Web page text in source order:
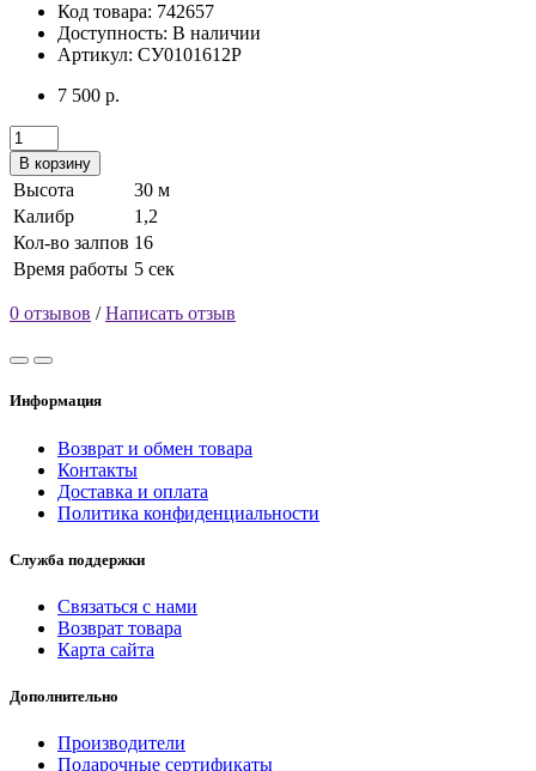
Код товара: 742657
Доступность: В наличии
Артикул: СУ0101612P
7 500 р.
В корзину
Высота
30 м
Калибр
1,2
Кол-во залпов 16
Время работы 5 сек
0 отзывов /Написать отзыв
Информация
Возврат и обмен товара
Контакты
Доставка и оплата
Политика конфиденциальности
Служба поддержки
Связаться с нами
Возврат товара
Карта сайта
Дополнительно
Производители
Подарочные сертификаты